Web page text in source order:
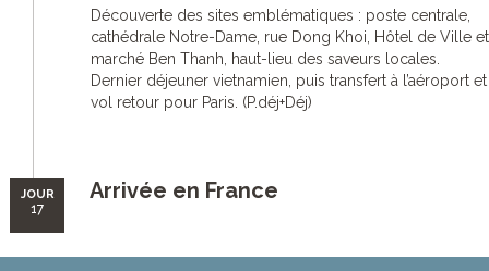
Découverte des sites emblématiques : poste centrale,
cathédrale Notre-Dame, rue Dong Khoi, Hôtel de Ville et
marché Ben Thanh, haut-lieu des saveurs locales.
Dernier déjeuner vietnamien, puis transfert à l’aéroport et
vol retour pour Paris. (P.déj+Déj)
JOUR
17
Arrivée en France